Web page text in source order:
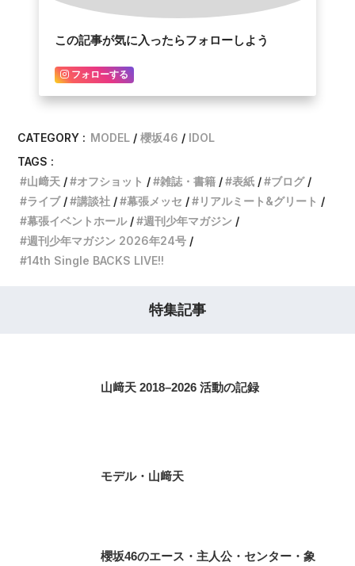
この記事が気に入ったらフォローしよう
フォローする
CATEGORY : MODEL 櫻坂46
IDOL
TAGS :
山﨑天
オフショット 雑誌・書籍 表紙
ブログ
ライブ
講談社 幕張メッセ
リアルミート&グリート
幕張イベントホール
週刊少年マガジン
週刊少年マガジン 2026年24号
14th Single BACKS LIVE!!
特集記事
山﨑天 2018–2026 活動の記録
モデル・山﨑天
櫻坂46のエース・主人公・センター・象